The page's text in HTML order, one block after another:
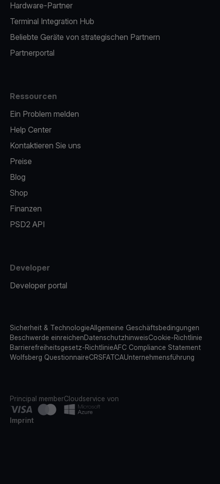
Hardware-Partner
Terminal Integration Hub
Beliebte Geräte von strategischen Partnern
Partnerportal
Ressourcen
Ein Problem melden
Help Center
Kontaktieren Sie uns
Preise
Blog
Shop
Finanzen
PSD2 API
Developer
Developer portal
Sicherheit & TechnologieAllgemeine Geschäftsbedingungen
Beschwerde einreichenDatenschutzhinweisCookie-Richtlinie
Barrierefreiheitsgesetz-RichtlinieAFC Compliance Statement
Wolfsberg QuestionnaireCRSFATCAUnternehmensführung
Principal memberCloudservice von
Imprint